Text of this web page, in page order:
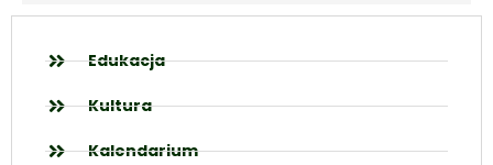
Edukacja
Kultura
Kalendarium